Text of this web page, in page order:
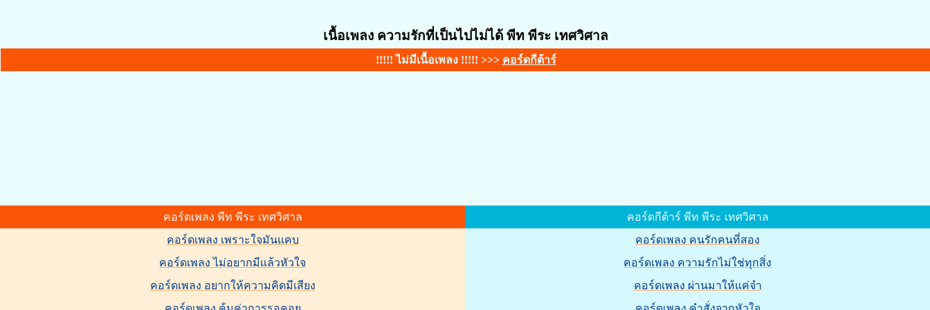
เนื้อเพลง ความรักที่เป็นไปไม่ได้ พีท พีระ เทศวิศาล
!!!!! ไม่มีเนื้อเพลง !!!!! >>> คอร์ดกีต้าร์
คอร์ดเพลง พีท พีระ เทศวิศาล
คอร์ดเพลง เพราะใจมันแคบ
คอร์ดเพลง ไม่อยากมีแล้วหัวใจ
คอร์ดเพลง อยากให้ความคิดมีเสียง
คอร์ดกีต้าร์ พีท พีระ เทศวิศาล
คอร์ดเพลง คนรักคนที่สอง
คอร์ดเพลง ความรักไม่ใช่ทุกสิ่ง
คอร์ดเพลง ผ่านมาให้แค่จำ